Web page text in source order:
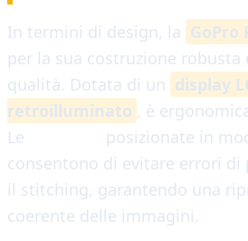
In termini di design, la GoPro
per la sua costruzione
qualità. Dotata di un display
retroilluminato , è
Le
posizionate in
consentono di evitare errori di
il stitching, garantendo una
coerente delle immagini.